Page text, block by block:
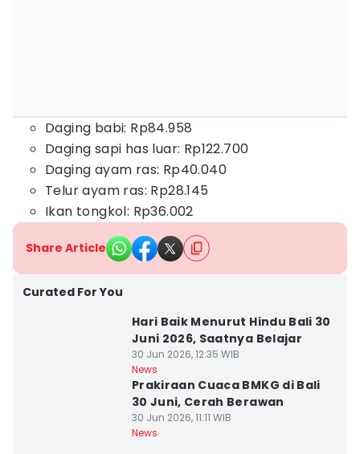
Daging babi: Rp84.958
Daging sapi has luar: Rp122.700
Daging ayam ras: Rp40.040
Telur ayam ras: Rp28.145
Ikan tongkol: Rp36.002
Share Article
Curated For You
Hari Baik Menurut Hindu Bali 30
Juni 2026, Saatnya Belajar
30 Jun 2026, 12:35 WIB
News
Prakiraan Cuaca BMKG di Bali
30 Juni, Cerah Berawan
30 Jun 2026, 11:11 WIB
News